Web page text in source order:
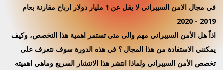
في مجال الامن السيبراني لا يقل عن 1 مليار دولار ارباح مقارنة بعام
2019 - 2020
اذاً هل الأمن السيبراني مهم والى متى تستمر اهمية هذا التخصص، وكيف
يمكنني الاستفادة من هذا المجال ؟ في هذه الدورة سوف نتعرف على
تخصص الأمن السيبراني ولماذا انتشر هذا الانتشار السريع وماهي اهميته